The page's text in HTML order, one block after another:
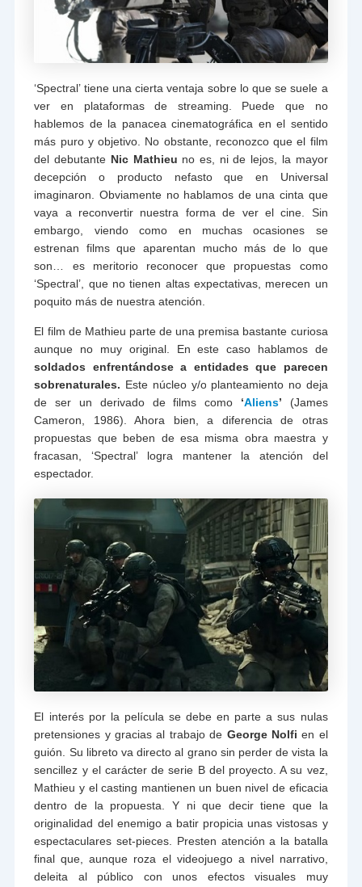
‘Spectral’ tiene una cierta ventaja sobre lo que se suele a
ver en plataformas de streaming. Puede que no
hablemos de la panacea cinematográfica en el sentido
más puro y objetivo. No obstante, reconozco que el film
del debutante Nic Mathieu no es, ni de lejos, la mayor
decepción o producto nefasto que en Universal
imaginaron. Obviamente no hablamos de una cinta que
vaya a reconvertir nuestra forma de ver el cine. Sin
embargo, viendo como en muchas ocasiones se
estrenan films que aparentan mucho más de lo que
son… es meritorio reconocer que propuestas como
‘Spectral’, que no tienen altas expectativas, merecen un
poquito más de nuestra atención.
El film de Mathieu parte de una premisa bastante curiosa
aunque no muy original. En este caso hablamos de
soldados enfrentándose a entidades que parecen
sobrenaturales. Este núcleo y/o planteamiento no deja
de ser un derivado de films como ‘Aliens’ (James
Cameron, 1986). Ahora bien, a diferencia de otras
propuestas que beben de esa misma obra maestra y
fracasan, ‘Spectral’ logra mantener la atención del
espectador.
El interés por la película se debe en parte a sus nulas
pretensiones y gracias al trabajo de George Nolfi en el
guión. Su libreto va directo al grano sin perder de vista la
sencillez y el carácter de serie B del proyecto. A su vez,
Mathieu y el casting mantienen un buen nivel de eficacia
dentro de la propuesta. Y ni que decir tiene que la
originalidad del enemigo a batir propicia unas vistosas y
espectaculares set-pieces. Presten atención a la batalla
final que, aunque roza el videojuego a nivel narrativo,
deleita al público con unos efectos visuales muy